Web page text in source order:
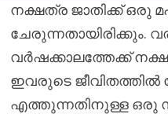
നക്ഷത്ര ജാതിക്ക് ഒരു
ചേരുന്നതായിരിക്കും.
വർഷക്കാലത്തേക്ക്
ഇവരുടെ ജീവിതത്തിൽ
എത്തുന്നതിനുള്ള ഒരു